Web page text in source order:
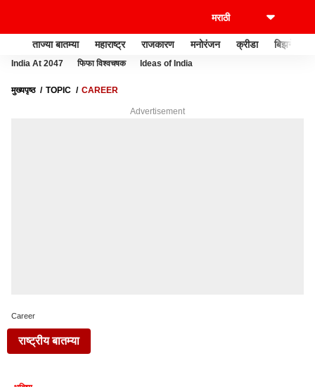
ताज्या बातम्या महाराष्ट्र राजकारण मनोरंजन क्रीडा बिझनेस
India At 2047 फिफा विश्वचषक Ideas of India
मुख्यपृष्ठ TOPIC CAREER
Advertisement
Career
राष्ट्रीय बातम्या